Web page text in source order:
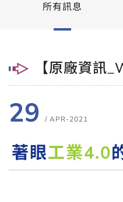
所有訊息
【原廠資訊
29 / APR-2021
著眼工業4.0